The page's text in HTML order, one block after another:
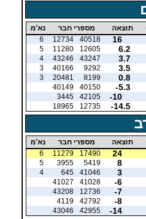
תוצאה מספרי חבר נא'מ
16
40518
12734
6
6.2
12605
11280
5
3.7
43247
43246
4
3.5
9292
40166
3
0.8
8199
20481
3
-5.3
40150
40149
-10
42105
3445
-14.5
12735
18965
תוצאה מספרי חבר נא'מ
24
17490
11279
6
8
5419
3955
5
3
41046
645
4
-6
41028
41027
-7
12736
43208
-8
42792
4119
-14
42955
43046